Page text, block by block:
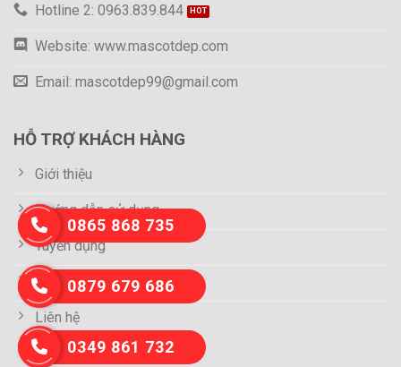
Hotline 2: 0963.839.844
Website: www.mascotdep.com
Email: mascotdep99@gmail.com
HỖ TRỢ KHÁCH HÀNG
Giới thiệu
Hướng dẫn sử dụng
Tuyển dụng
Thông tin thanh toán
Liên hệ
0865 868 735
0879 679 686
0349 861 732